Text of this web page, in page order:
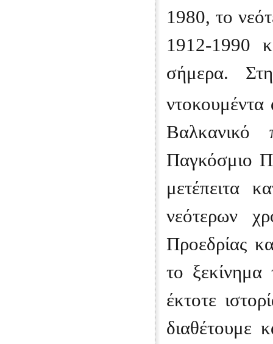
1980, το
1912-1990
σήμερα.
ντοκουμέντα
Παγκόσμιο
μετέπειτα
νεότερων
Προεδρίας
το
έκτοτε
διαθέτουμε